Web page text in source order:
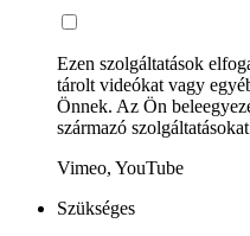
Ezen szolgáltatások
tárolt videókat vagy
Önnek. Az Ön
származó
Vimeo, YouTube
Szükséges